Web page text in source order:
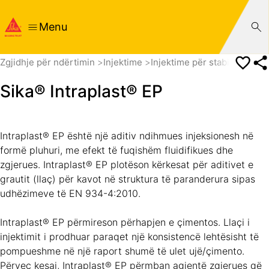
Menu
Zgjidhje për ndërtimin Injektime Injektime për stabilizimin
Sika® Intraplast® EP
Intraplast® EP është një aditiv ndihmues injeksionesh në
formë pluhuri, me efekt të fuqishëm fluidifikues dhe
zgjerues. Intraplast® EP plotëson kërkesat për aditivet e
grautit (llaç) për kavot në struktura të paranderura sipas
udhëzimeve të EN 934-4:2010.
Intraplast® EP përmireson përhapjen e çimentos. Llaçi i
injektimit i prodhuar paraqet një konsistencë lehtësisht të
pompueshme në një raport shumë të ulet ujë/çimento.
Përveç kesaj, Intraplast® EP përmban agjentë zgjerues që